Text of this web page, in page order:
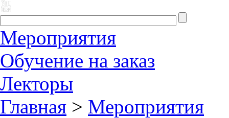
Мероприятия
Обучение на заказ
Лекторы
Главная > Мероприятия